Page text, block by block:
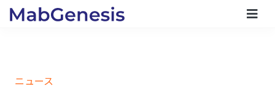
ニュース